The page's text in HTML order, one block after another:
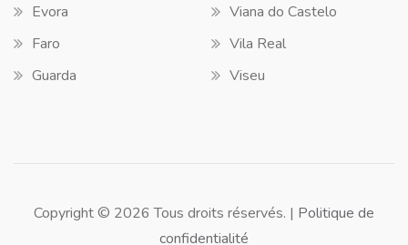
Evora
Faro
Guarda
Viana do Castelo
Vila Real
Viseu
Copyright © 2026 Tous droits réservés. | Politique de
confidentialité